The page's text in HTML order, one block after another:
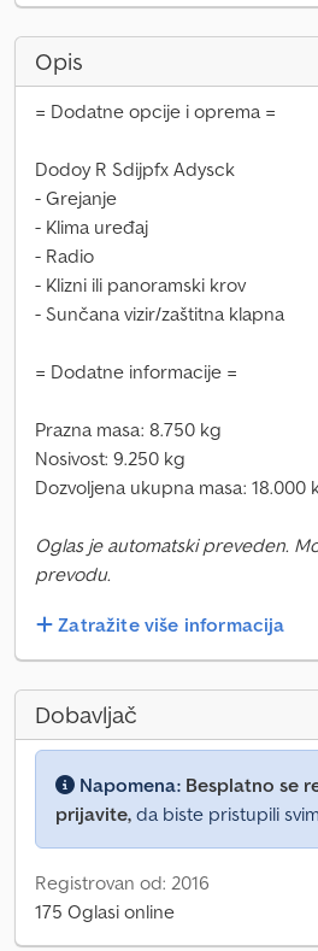
Opis
= Dodatne opcije i oprema =
Dodoy R Sdijpfx Adysck
- Grejanje
- Klima uređaj
- Radio
- Klizni ili panoramski krov
- Sunčana vizir/zaštitna klapna
= Dodatne informacije =
Prazna masa: 8.750 kg
Nosivost: 9.250 kg
Dozvoljena ukupna masa: 18.000
Oglas je automatski preveden.
prevodu.
Zatražite više informacija
Dobavljač
Napomena: Besplatno se
prijavite, da biste pristupili
Registrovan od: 2016
175 Oglasi online